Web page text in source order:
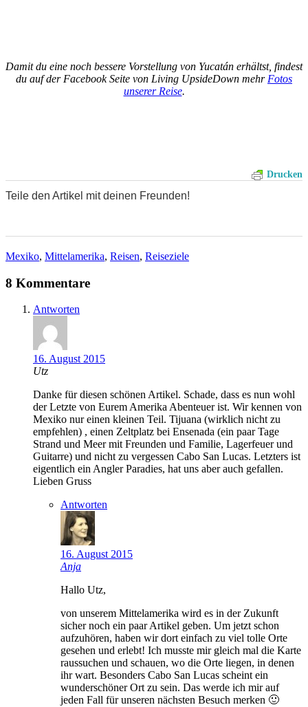
Damit du eine noch bessere Vorstellung von Yucatán erhältst, findest
du auf der Facebook Seite von Living UpsideDown mehr Fotos
unserer Reise.
Drucken
Teile den Artikel mit deinen Freunden!
Mexiko, Mittelamerika, Reisen, Reiseziele
8 Kommentare
Antworten
16. August 2015
Utz
Danke für diesen schönen Artikel. Schade, dass es nun wohl
der Letzte von Eurem Amerika Abenteuer ist. Wir kennen von
Mexiko nur einen kleinen Teil. Tijuana (wirklich nicht zu
empfehlen) , einen Zeltplatz bei Ensenada (ein paar Tage
Strand und Meer mit Freunden und Familie, Lagerfeuer und
Guitarre) und nicht zu vergessen Cabo San Lucas. Letzters ist
eigentlich ein Angler Paradies, hat uns aber auch gefallen.
Lieben Gruss
Antworten
16. August 2015
Anja
Hallo Utz,
von unserem Mittelamerika wird es in der Zukunft
sicher noch ein paar Artikel geben. Um jetzt schon
aufzuhören, haben wir dort einfach zu viel tolle Orte
gesehen und erlebt! Ich musste mir gleich mal die Karte
raussuchen und schauen, wo die Orte liegen, in denen
ihr wart. Besonders Cabo San Lucas scheint ein
wunderschöner Ort zu sein. Das werde ich mir auf
jeden Fall für unseren nächsten Besuch merken 🙂